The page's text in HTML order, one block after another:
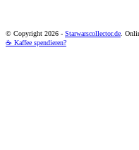
© Copyright 2026 - Starwarscollector.de .
☕ Kaffee spendieren?